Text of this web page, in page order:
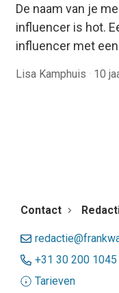
De naam van je
influencer is hot.
influencer met
Lisa Kamphuis · 10
Contact
+31 30 200 1045
Tarieven